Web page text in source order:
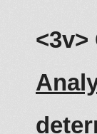
<3v>